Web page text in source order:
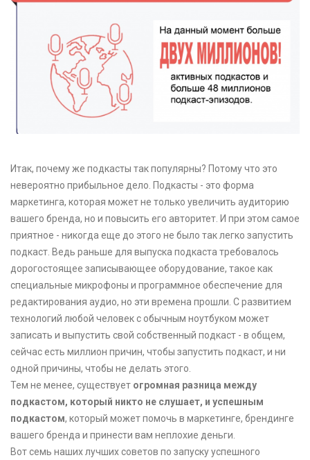
Итак, почему же подкасты так популярны? Потому что это
невероятно прибыльное дело. Подкасты - это форма
маркетинга, которая может не только увеличить аудиторию
вашего бренда, но и повысить его авторитет. И при этом самое
приятное - никогда еще до этого не было так легко запустить
подкаст. Ведь раньше для выпуска подкаста требовалось
дорогостоящее записывающее оборудование, такое как
специальные микрофоны и программное обеспечение для
редактирования аудио, но эти времена прошли. С развитием
технологий любой человек с обычным ноутбуком может
записать и выпустить свой собственный подкаст - в общем,
сейчас есть миллион причин, чтобы запустить подкаст, и ни
одной причины, чтобы не делать этого.
Тем не менее, существует огромная разница между
подкастом, который никто не слушает, и успешным
подкастом, который может помочь в маркетинге, брендинге
вашего бренда и принести вам неплохие деньги.
Вот семь наших лучших советов по запуску успешного